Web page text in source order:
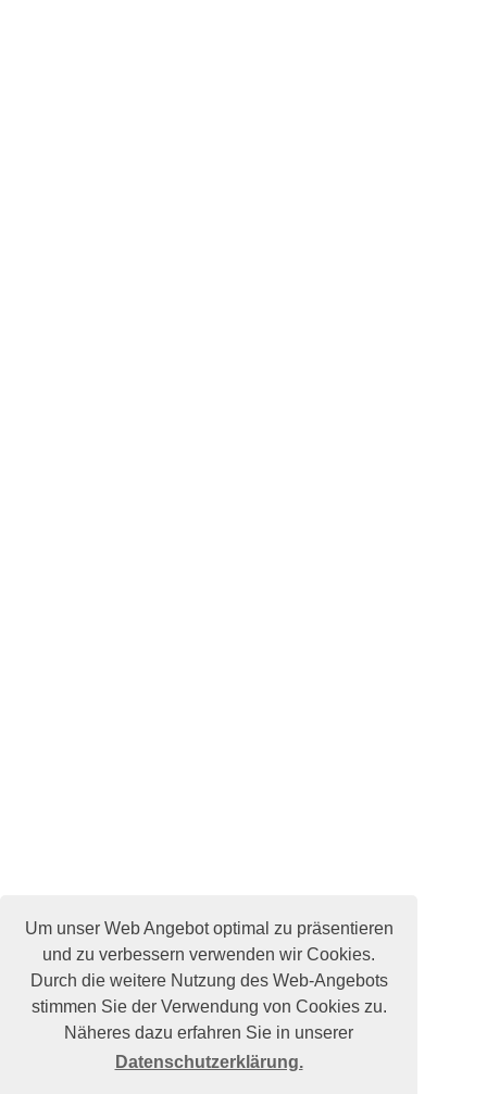
Um unser Web Angebot optimal zu präsentieren
und zu verbessern verwenden wir Cookies.
Durch die weitere Nutzung des Web-Angebots
stimmen Sie der Verwendung von Cookies zu.
Näheres dazu erfahren Sie in unserer
Datenschutzerklärung.